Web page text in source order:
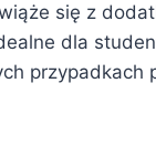
się z
dla
przypadkach